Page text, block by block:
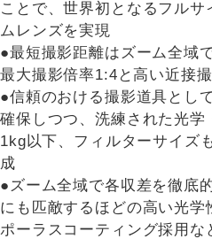
ことで、世界初となるフル
ムレンズを実現
●最短撮影距離はズーム全域
最大撮影倍率1:4と高い近接
●信頼のおける撮影道具とし
確保しつつ、洗練された光
1kg以下、フィルターサイズ
成
●ズーム全域で各収差を徹底
にも匹敵するほどの高い光学
ポーラスコーティング採用